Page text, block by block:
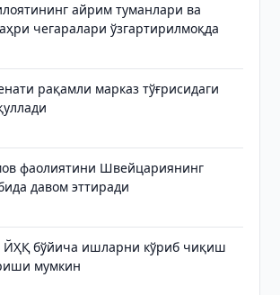
айрим туманлари ва
чегаралари ўзгартирилмоқда
рақамли марказ тўғрисидаги
фаолиятини Швейцариянинг
давом эттиради
ЙҲҚ бўйича ишларни кўриб чиқиш
мумкин